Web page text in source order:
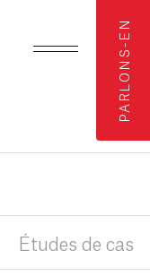
PARLONS-EN
Études de cas